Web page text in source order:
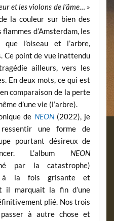
et les violons de l’âme… »
la couleur sur bien des
d’Amsterdam, les
l’oiseau et l’arbre,
Ce point de vue inattendu
ailleurs, vers les
En deux mots, ce qui est
comparaison de la perte
d’une vie (l’arbre).
de NEON(2022), je
ressentir une forme de
pourtant désireux de
L’album NEON
par la catastrophe)
à la fois grisante et
il marquait la fin d’une
plié. Nos trois
à autre chose et